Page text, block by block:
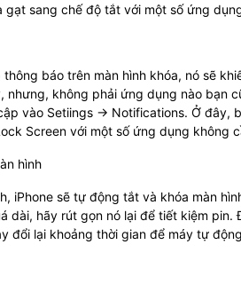
gạt sang chế độ tắt với một số ứng
báo trên màn hình khóa, nó sẽ
nhưng, không phải ứng dụng nào bạn
vào Setiings -> Notifications. Ở đây,
Screen với một số ứng dụng không
hình
iPhone sẽ tự động tắt và khóa màn
dài, hãy rút gọn nó lại để tiết kiệm
đổi lại khoảng thời gian để máy tự